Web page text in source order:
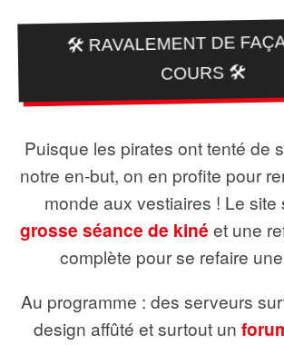
🛠️ RAVALEMENT DE
COURS 🛠️
Puisque les pirates ont tenté de
notre en-but, on en profite pour
monde aux vestiaires ! Le site
grosse séance de kiné et une
complète pour se refaire
Au programme : des serveurs
design affûté et surtout un